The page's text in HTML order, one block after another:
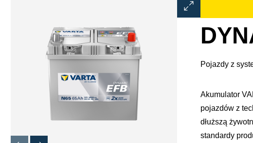
Otwórz
okno
obrazu
Pojazdy z
Akumulator
pojazdów z
dłuższą
standardy